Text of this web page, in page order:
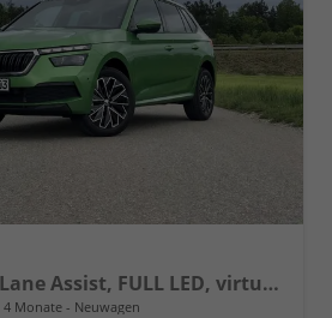
Selection Front+Lane Assist, FULL LED, virtuelles Cockpit, , Climatronic, Parksensoren, ISOFIX, el. Fensterheber, Tempomat, Sitzhzg. uvm.
4 Monate Neuwagen